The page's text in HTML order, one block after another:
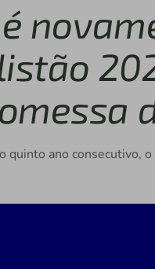
quinto ano consecutivo,